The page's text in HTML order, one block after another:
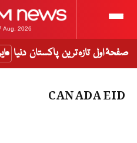
Aug, 2026
صفحۂ اول تازہ ترین پاکستان دنیا
CANADA EID